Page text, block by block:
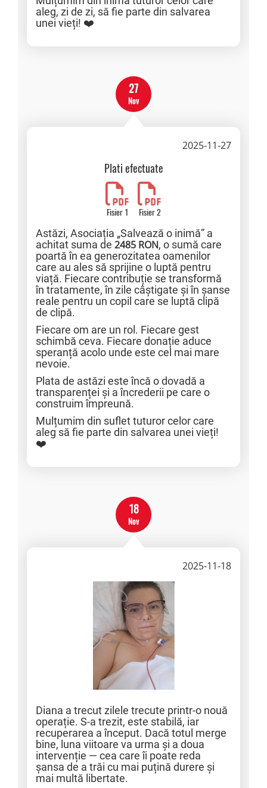
aleg, zi de zi, să fie parte din salvarea
unei vieți! ❤️
27
Nov
2025-11-27
Plati efectuate
Fisier 1 Fisier 2
Astăzi, Asociația „Salvează o inimă” a
achitat suma de 2485 RON, o sumă care
poartă în ea generozitatea oamenilor
care au ales să sprijine o luptă pentru
viață. Fiecare contribuție se transformă
în tratamente, în zile câștigate și în șanse
reale pentru un copil care se luptă clipă
de clipă.
Fiecare om are un rol. Fiecare gest
schimbă ceva. Fiecare donație aduce
speranță acolo unde este cel mai mare
nevoie.
Plata de astăzi este încă o dovadă a
transparenței și a încrederii pe care o
construim împreună.
Mulțumim din suflet tuturor celor care
aleg să fie parte din salvarea unei vieți!
❤️
18
Nov
2025-11-18
Diana a trecut zilele trecute printr-o nouă
operație. S-a trezit, este stabilă, iar
recuperarea a început. Dacă totul merge
bine, luna viitoare va urma și a doua
intervenție — cea care îi poate reda
șansa de a trăi cu mai puțină durere și
mai multă libertate.